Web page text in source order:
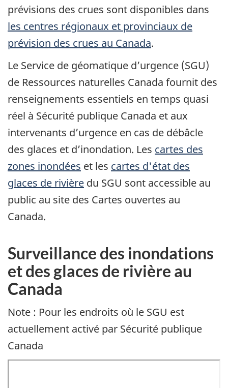
prévisions des crues sont disponibles dans
les centres régionaux et provinciaux de
prévision des crues au Canada.
Le Service de géomatique d’urgence (SGU)
de Ressources naturelles Canada fournit des
renseignements essentiels en temps quasi
réel à Sécurité publique Canada et aux
intervenants d’urgence en cas de débâcle
des glaces et d’inondation. Les cartes des
zones inondées et les cartes d'état des
glaces de rivière du SGU sont accessible au
public au site des Cartes ouvertes au
Canada.
Surveillance des inondations
et des glaces de rivière au
Canada
Note : Pour les endroits où le SGU est
actuellement activé par Sécurité publique
Canada